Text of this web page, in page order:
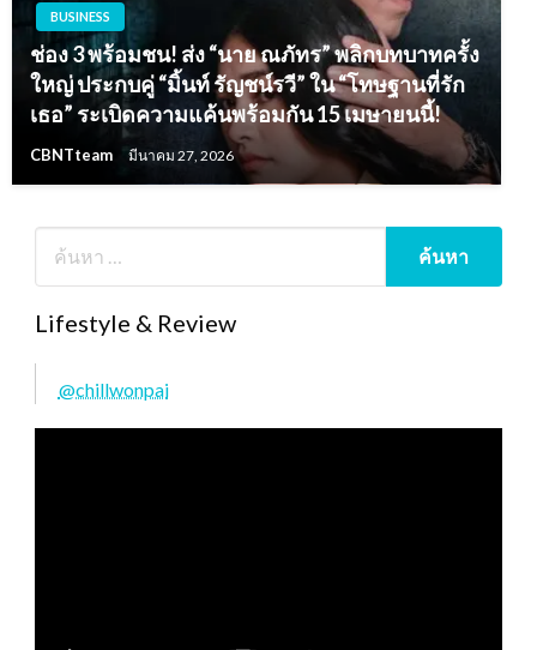
BUSINESS
ช่อง 3 พร้อมชน! ส่ง “นาย ณภัทร” พลิกบทบาทครั้ง
ใหญ่ ประกบคู่ “มิ้นท์ รัญชน์รวี” ใน “โทษฐานที่รัก
เธอ” ระเบิดความแค้นพร้อมกัน 15 เมษายนนี้!
CBNTteam มีนาคม 27, 2026
Lifestyle & Review
@chillwonpai